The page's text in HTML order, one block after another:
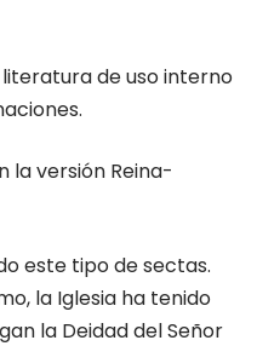
literatura de uso interno
la versión Reina-
este tipo de sectas.
la Iglesia ha tenido
la Deidad del Señor